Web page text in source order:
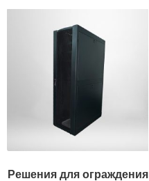
Решения для ограждения